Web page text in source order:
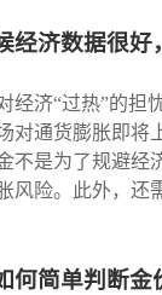
经济数据很好
经济“过热”的担
对通货膨胀即将
不是为了规避经
风险。此外，还
何简单判断金